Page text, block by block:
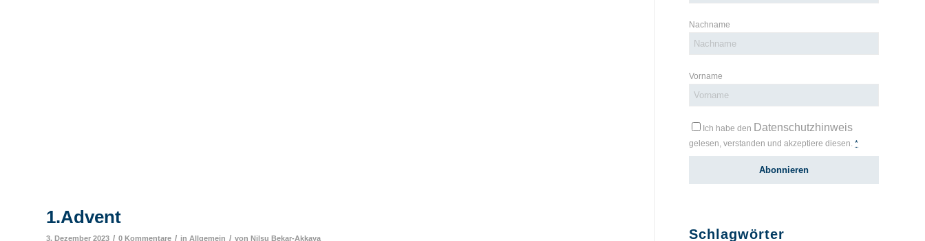
1.Advent
3. Dezember 2023 / 0 Kommentare / in Allgemein / von Nilsu Bekar-Akkaya
Nachname
Vorname
Ich habe den Datenschutzhinweis
gelesen, verstanden und akzeptiere diesen.*
Schlagwörter